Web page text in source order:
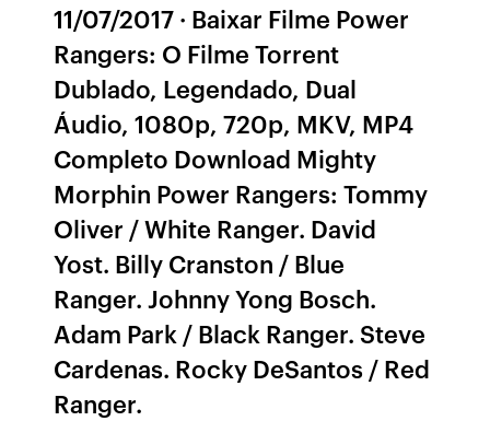
11/07/2017 · Baixar Filme Power
Rangers: O Filme Torrent
Dublado, Legendado, Dual
Áudio, 1080p, 720p, MKV, MP4
Completo Download Mighty
Morphin Power Rangers: Tommy
Oliver / White Ranger. David
Yost. Billy Cranston / Blue
Ranger. Johnny Yong Bosch.
Adam Park / Black Ranger. Steve
Cardenas. Rocky DeSantos / Red
Ranger.